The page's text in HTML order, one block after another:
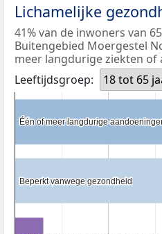
Lichamelijke
41% van de inwoners van
Buitengebied Moergestel
meer langdurige ziekten of
Leeftijdsgroep:
18 tot 65
Één of meer langdurige
Één of meer langdurige
Beperkt vanwege gezondheid
Beperkt vanwege gezondheid